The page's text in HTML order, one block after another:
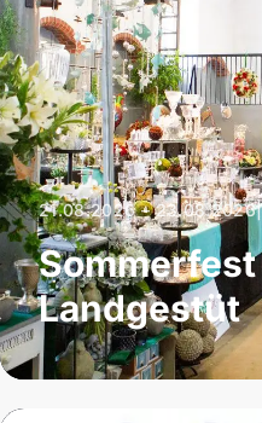
21.08.2026 – 23.08.2026|
Sommerfest
Landgestüt